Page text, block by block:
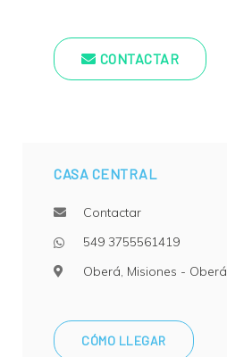
CONTACTAR
CASA CENTRAL
Contactar
549 3755561419
Oberá, Misiones - Oberá
CÓMO LLEGAR